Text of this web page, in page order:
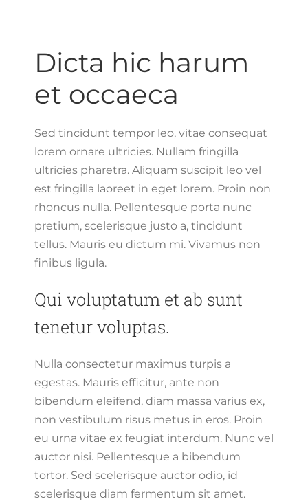
Dicta hic harum
et occaeca
Sed tincidunt tempor leo, vitae consequat
lorem ornare ultricies. Nullam fringilla
ultricies pharetra. Aliquam suscipit leo vel
est fringilla laoreet in eget lorem. Proin non
rhoncus nulla. Pellentesque porta nunc
pretium, scelerisque justo a, tincidunt
tellus. Mauris eu dictum mi. Vivamus non
finibus ligula.
Qui voluptatum et ab sunt
tenetur voluptas.
Nulla consectetur maximus turpis a
egestas. Mauris efficitur, ante non
bibendum eleifend, diam massa varius ex,
non vestibulum risus metus in eros. Proin
eu urna vitae ex feugiat interdum. Nunc vel
auctor nisi. Pellentesque a bibendum
tortor. Sed scelerisque auctor odio, id
scelerisque diam fermentum sit amet.